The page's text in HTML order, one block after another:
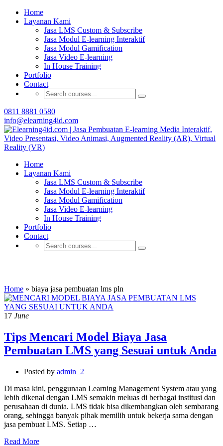
Home
Layanan Kami
Jasa LMS Custom & Subscribe
Jasa Modul E-learning Interaktif
Jasa Modul Gamification
Jasa Video E-learning
In House Training
Portfolio
Contact
0811 8881 0580
info@elearning4id.com
Home
Layanan Kami
Jasa LMS Custom & Subscribe
Jasa Modul E-learning Interaktif
Jasa Modul Gamification
Jasa Video E-learning
In House Training
Portfolio
Contact
Home » biaya jasa pembuatan lms pln
17 June
Tips Mencari Model Biaya Jasa
Pembuatan LMS yang Sesuai untuk Anda
Posted by admin_2
Di masa kini, penggunaan Learning Management System atau yang
lebih dikenal dengan LMS semakin meluas di berbagai institusi dan
perusahaan di dunia. LMS tidak bisa dikembangkan oleh sembarang
orang, sehingga banyak pihak memilih untuk bekerja sama dengan
jasa pembuat LMS. Setiap …
Read More
Buat Modul E-learning & LMS Anda Semakin
Menarik dengan Gamification
Hubungi Tim Elearning4id